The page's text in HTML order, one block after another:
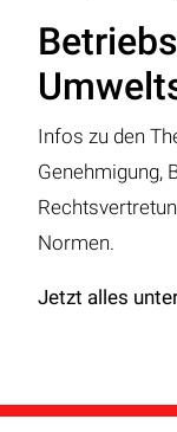
Infos zu den
Genehmigung,
Normen.
Jetzt alles